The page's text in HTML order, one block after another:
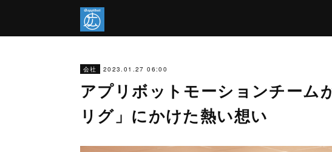
会社 2023.01.27 06:00
アプリボットモーションチーム
リグ」にかけた熱い想い